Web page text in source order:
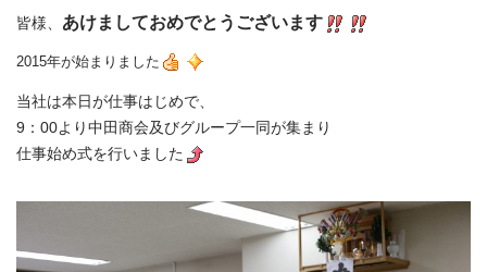
皆様、 あけましておめでとうございます
2015年が始まりました
当社は本日が仕事はじめで、
9：00より中田商会及びグループ一同が集まり
仕事始め式を行いました